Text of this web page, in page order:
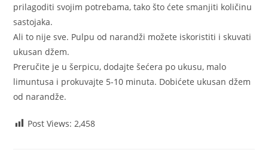
prilagoditi svojim potrebama, tako što ćete smanjiti količinu
sastojaka.
Ali to nije sve. Pulpu od narandži možete iskoristiti i skuvati
ukusan džem.
Preručite je u šerpicu, dodajte šećera po ukusu, malo
limuntusa i prokuvajte 5-10 minuta. Dobićete ukusan džem
od narandže.
Post Views: 2,458